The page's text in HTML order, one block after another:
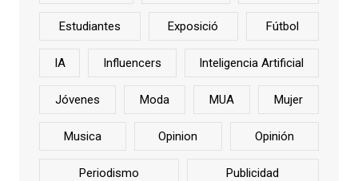
Estudiantes Exposició Fútbol
IA Influencers Inteligencia Artificial
Jóvenes Moda MUA Mujer
Musica Opinion Opinión
Periodismo Publicidad